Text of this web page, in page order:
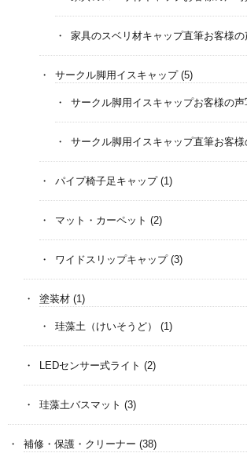
家具のスベリ材キャップ直筆お客様の
サークル脚用イスキャップ(5)
サークル脚用イスキャップお客様の声
サークル脚用イスキャップ直筆お客様
パイプ椅子足キャップ(1)
マット・カーペット (2)
ワイドスリップキャップ(3)
塗装材 (1)
珪藻土（けいそうど） (1)
LEDセンサー式ライト (2)
珪藻土バスマット (3)
補修・保護・クリーナー (38)